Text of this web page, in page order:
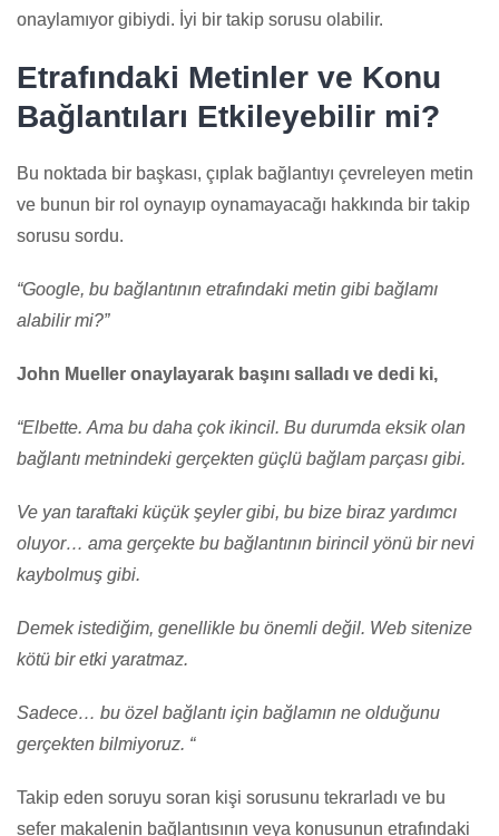
onaylamıyor gibiydi. İyi bir takip sorusu olabilir.
Etrafındaki Metinler ve Konu
Bağlantıları Etkileyebilir mi?
Bu noktada bir başkası, çıplak bağlantıyı çevreleyen metin
ve bunun bir rol oynayıp oynamayacağı hakkında bir takip
sorusu sordu.
“Google, bu bağlantının etrafındaki metin gibi bağlamı
alabilir mi?”
John Mueller onaylayarak başını salladı ve dedi ki,
“Elbette. Ama bu daha çok ikincil. Bu durumda eksik olan
bağlantı metnindeki gerçekten güçlü bağlam parçası gibi.
Ve yan taraftaki küçük şeyler gibi, bu bize biraz yardımcı
oluyor… ama gerçekte bu bağlantının birincil yönü bir nevi
kaybolmuş gibi.
Demek istediğim, genellikle bu önemli değil. Web sitenize
kötü bir etki yaratmaz.
Sadece… bu özel bağlantı için bağlamın ne olduğunu
gerçekten bilmiyoruz. “
Takip eden soruyu soran kişi sorusunu tekrarladı ve bu
sefer makalenin bağlantısının veya konusunun etrafındaki